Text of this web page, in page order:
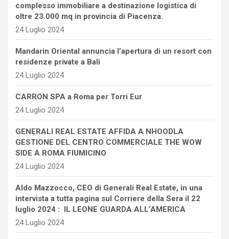
complesso immobiliare a destinazione logistica di
oltre 23.000 mq in provincia di Piacenza.
24 Luglio 2024
Mandarin Oriental annuncia l’apertura di un resort con
residenze private a Bali
24 Luglio 2024
CARRON SPA a Roma per Torri Eur
24 Luglio 2024
GENERALI REAL ESTATE AFFIDA A NHOODLA
GESTIONE DEL CENTRO COMMERCIALE THE WOW
SIDE A ROMA FIUMICINO
24 Luglio 2024
Aldo Mazzocco, CEO di Generali Real Estate, in una
intervista a tutta pagina sul Corriere della Sera il 22
luglio 2024 : IL LEONE GUARDA ALL’AMERICA
24 Luglio 2024